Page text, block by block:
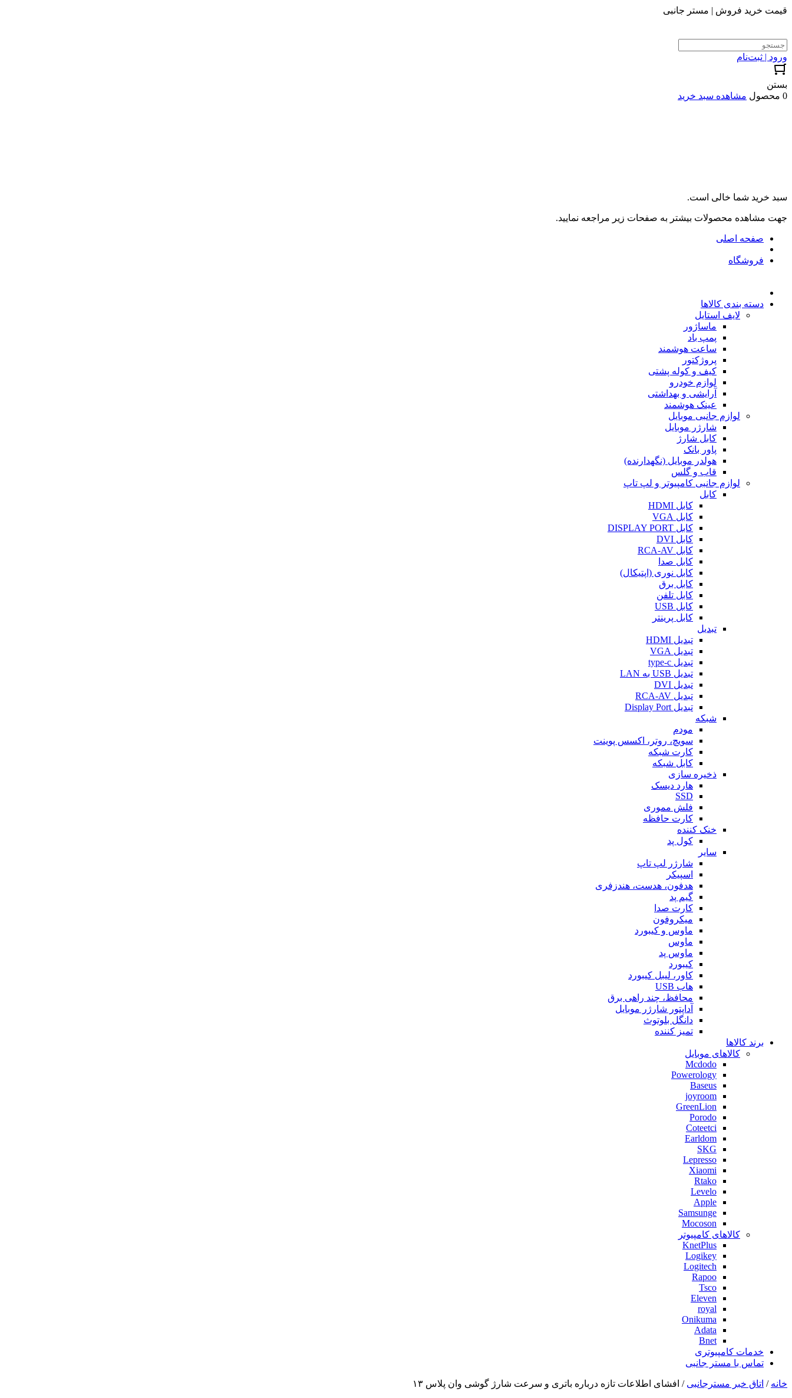
قیمت خرید فروش | مستر جانبی
ورود | ثبت‌نام
بستن
0 محصول
مشاهده سبد خرید
سبد خرید شما خالی است.
جهت مشاهده محصولات بیشتر به صفحات زیر مراجعه نمایید.
صفحه اصلی
فروشگاه
دسته بندی کالاها
لایف استایل
ماساژور
پمپ باد
ساعت هوشمند
پروژکتور
کیف و کوله پشتی
لوازم خودرو
آرایشی و بهداشتی
عینک هوشمند
لوازم جانبی موبایل
شارژر موبایل
کابل شارژ
پاور بانک
هولدر موبایل (نگهدارنده)
قاب و گلس
لوازم جانبی کامپیوتر و لپ تاپ
کابل
کابل HDMI
کابل VGA
کابل DISPLAY PORT
کابل DVI
کابل RCA-AV
کابل صدا
کابل نوری (اپتیکال)
کابل برق
کابل تلفن
کابل USB
کابل پرینتر
تبدیل
تبدیل HDMI
تبدیل VGA
تبدیل type-c
تبدیل USB به LAN
تبدیل DVI
تبدیل RCA-AV
تبدیل Display Port
شبکه
مودم
سویچ، روتر، اکسس پوینت
کارت شبکه
کابل شبکه
ذخیره سازی
هارد دیسک
SSD
فلش مموری
کارت حافظه
خنک کننده
کول پد
سایر
شارژر لپ تاپ
اسپیکر
هدفون، هدست، هندزفری
گیم پد
کارت صدا
میکروفون
ماوس و کیبورد
ماوس
ماوس پد
کیبورد
کاور، لیبل کیبورد
هاب USB
محافظ، چند راهی برق
آداپتور شارژر موبایل
دانگل بلوتوث
تمیز کننده
برند کالاها
کالاهای موبایل
Mcdodo
Powerology
Baseus
joyroom
GreenLion
Porodo
Coteetci
Earldom
SKG
Lepresso
Xiaomi
Rtako
Levelo
Apple
Samsunge
Mocoson
کالاهای کامپیوتر
KnetPlus
Logikey
Logitech
Rapoo
Tsco
Eleven
royal
Onikuma
Adata
Bnet
خدمات کامپیوتری
تماس با مستر جانبی
خانه / اتاق خبر مسترجانبی / افشای اطلاعات تازه درباره باتری و سرعت شارژ گوشی وان پلاس ۱۳